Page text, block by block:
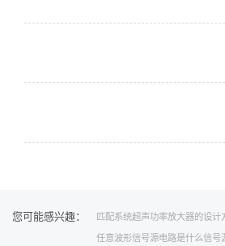
您可能感兴趣： 匹配系统超声功率放大器的设计
任意波形信号源电路是什么信号